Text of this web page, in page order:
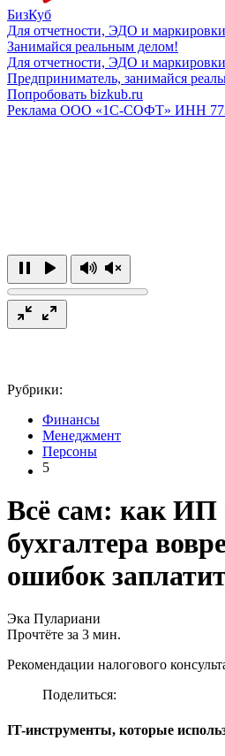
БизКуб
Для отчетности, ЭДО и
Занимайся реальным делом!
Для отчетности, ЭДО и
Предприниматель, занимайся
Попробовать bizkub.ru
Реклама ООО «1С-СОФТ» ИНН
Рубрики:
Финансы
Менеджмент
Персоны
5
Всё сам: как ИП
бухгалтера
ошибок
Эка Пулариани
Прочтёте за 3 мин.
Рекомендации налогового
Поделиться:
IT-инструменты, которые